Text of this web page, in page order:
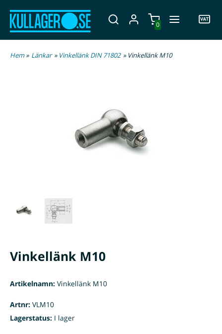
0
Hem» Länkar » Vinkellänk DIN 71802 » Vinkellänk M10
Vinkellänk M10
Artikelnamn: Vinkellänk M10
Artnr: VLM10
Lagerstatus: I lager